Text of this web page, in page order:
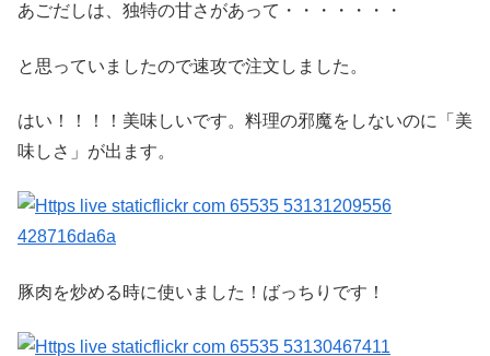
あごだしは、独特の甘さがあって・・・・・・・
と思っていましたので速攻で注文しました。
はい！！！！美味しいです。料理の邪魔をしないのに「美
味しさ」が出ます。
豚肉を炒める時に使いました！ばっちりです！